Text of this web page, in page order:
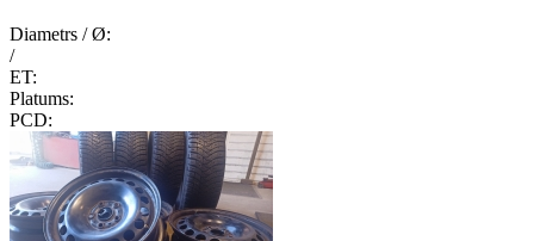
Diametrs / Ø:
/
ET:
Platums:
PCD: